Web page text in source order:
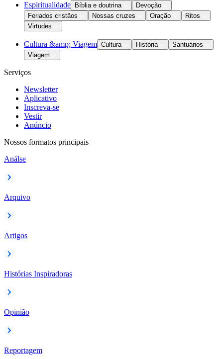
Espiritualidade Bíblia e doutrina
Devoção
Feriados cristãos
Nossas cruzes Oração
Ritos
Virtudes
Cultura &amp; Viagem Cultura História
Santuários
Viagem
Serviços
Newsletter
Aplicativo
Inscreva-se
Vestir
Anúncio
Nossos formatos principais
Análse
Arquivo
Artigos
Histórias Inspiradoras
Opinião
Reportagem